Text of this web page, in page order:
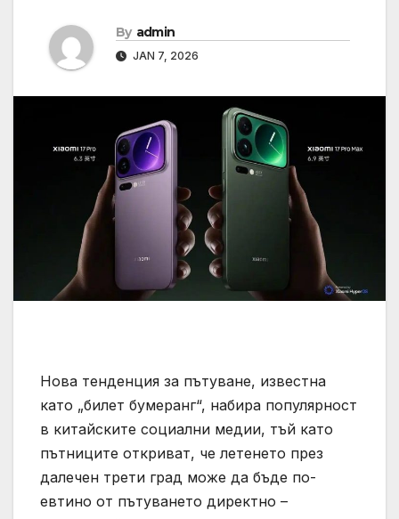
By admin
JAN 7, 2026
Нова тенденция за пътуване, известна
като „билет бумеранг“, набира популярност
в китайските социални медии, тъй като
пътниците откриват, че летенето през
далечен трети град може да бъде по-
евтино от пътуването директно –